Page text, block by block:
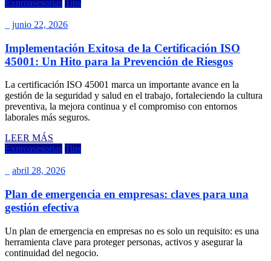
Exproasesorias Tips
junio 22, 2026
Implementación Exitosa de la Certificación ISO
45001: Un Hito para la Prevención de Riesgos
La certificación ISO 45001 marca un importante avance en la
gestión de la seguridad y salud en el trabajo, fortaleciendo la cultura
preventiva, la mejora continua y el compromiso con entornos
laborales más seguros.
LEER MÁS
Exproasesorias Tips
abril 28, 2026
Plan de emergencia en empresas: claves para una
gestión efectiva
Un plan de emergencia en empresas no es solo un requisito: es una
herramienta clave para proteger personas, activos y asegurar la
continuidad del negocio.